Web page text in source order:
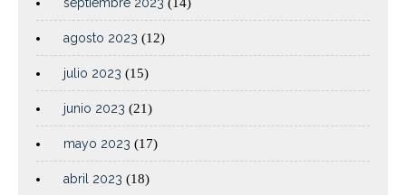
septiembre 2023 (14)
agosto 2023 (12)
julio 2023 (15)
junio 2023 (21)
mayo 2023 (17)
abril 2023 (18)